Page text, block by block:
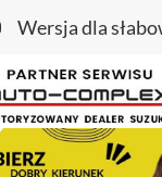
Wersja dla